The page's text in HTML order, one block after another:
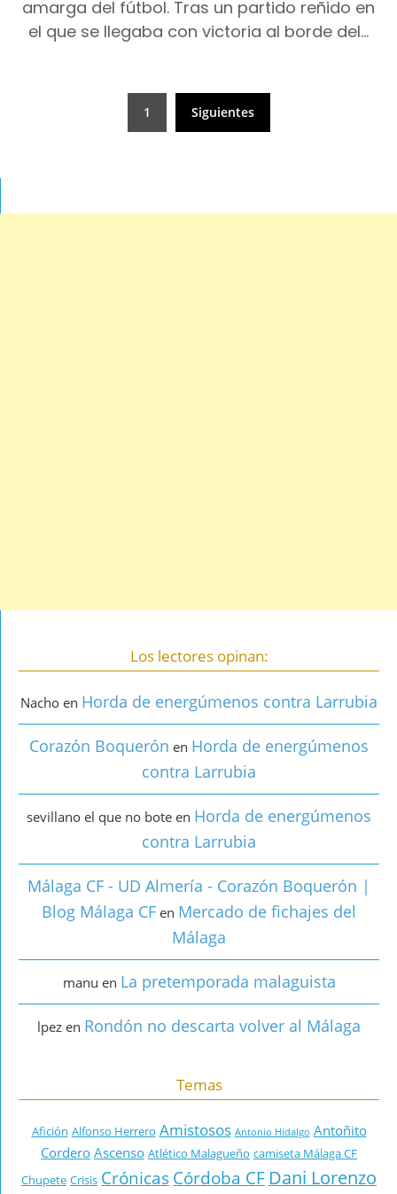
amarga del fútbol. Tras un partido reñido en
el que se llegaba con victoria al borde del…
1 Siguientes
Los lectores opinan:
Nacho en Horda de energúmenos contra Larrubia
Corazón Boquerón en Horda de energúmenos
contra Larrubia
sevillano el que no bote en Horda de energúmenos
contra Larrubia
Málaga CF - UD Almería - Corazón Boquerón |
Blog Málaga CF en Mercado de fichajes del
Málaga
manu en La pretemporada malaguista
lpez en Rondón no descarta volver al Málaga
Temas
Afición Alfonso Herrero Amistosos Antonio Hidalgo Antoñito
CorderoAscenso Atlético Malagueño camiseta Málaga CF
Chupete Crisis Crónicas Córdoba CF Dani Lorenzo